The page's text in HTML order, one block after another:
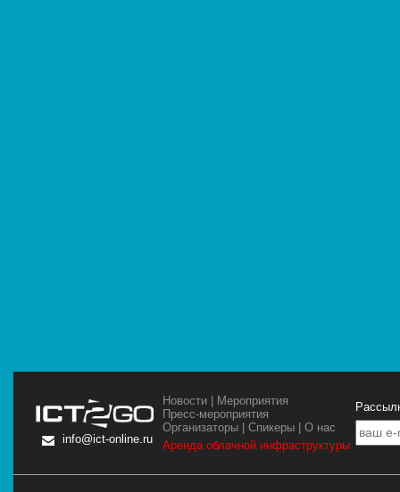
info@ict-online.ru
Новости | Мероприятия
Пресс-мероприятия
Организаторы |Спикеры |О нас
Аренда облачной инфраструктуры